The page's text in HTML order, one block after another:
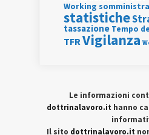
Working
statistiche
tassazione Tempo
TFRVigilanza
Le informazioni
dottrinalavoro.it hanno
Il sito dottrinalavoro.it